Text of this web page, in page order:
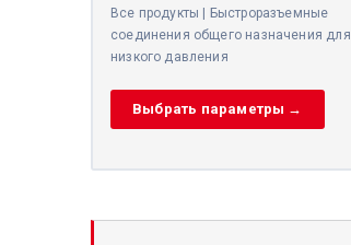
Все продукты | Быстроразъемные
соединения общего назначения для
низкого давления
Выбрать параметры →